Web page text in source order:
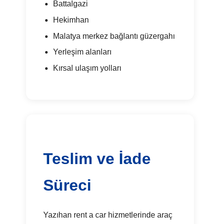
Battalgazi
Hekimhan
Malatya merkez bağlantı güzergahı
Yerleşim alanları
Kırsal ulaşım yolları
Teslim ve İade
Süreci
Yazıhan rent a car hizmetlerinde araç